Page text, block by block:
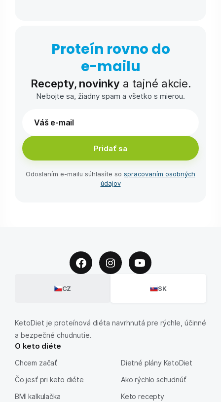
Proteín rovno do
e-⁠mailu
Recepty, novinky a tajné akcie.
Nebojte sa, žiadny spam a všetko s mierou.
Pridať sa
Odoslaním e-⁠mailu súhlasíte so spracovaním osobných
údajov
CZ SK
KetoDiet je proteínová diéta navrhnutá pre rýchle, účinné
a bezpečné chudnutie.
O keto diéte
Chcem začať
Čo jesť pri keto diéte
BMI kalkulačka
Dietné plány KetoDiet
Ako rýchlo schudnúť
Keto recepty